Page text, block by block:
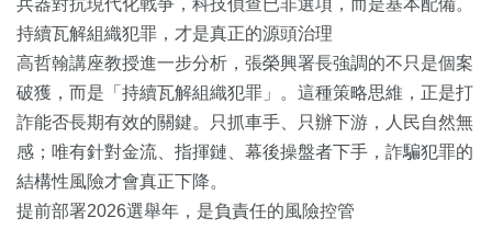
持續瓦解組織犯罪，才是真正的源頭治理
高哲翰講座教授進一步分析，張榮興署長強調的不只是個案
破獲，而是「持續瓦解組織犯罪」。這種策略思維，正是打
詐能否長期有效的關鍵。只抓車手、只辦下游，人民自然無
感；唯有針對金流、指揮鏈、幕後操盤者下手，詐騙犯罪的
結構性風險才會真正下降。
提前部署2026選舉年，是負責任的風險控管